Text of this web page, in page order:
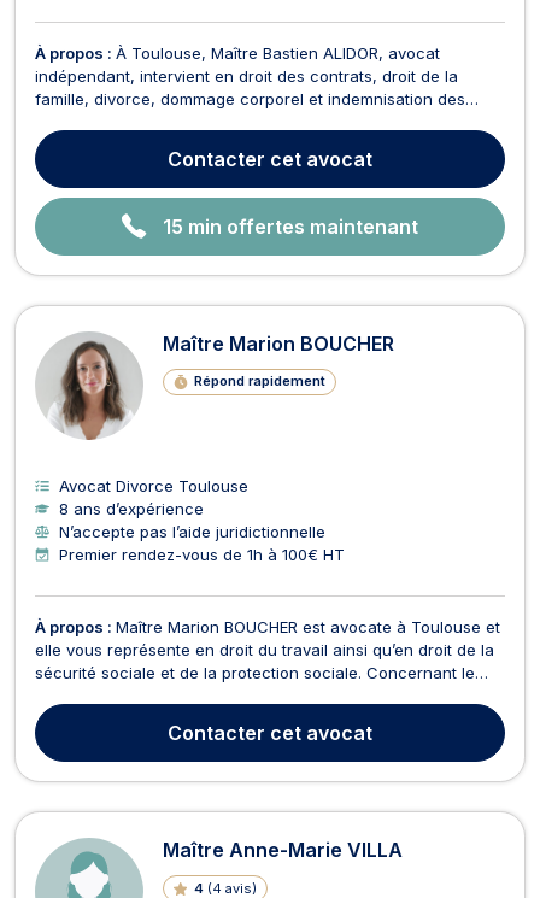
À propos : À Toulouse, Maître Bastien ALIDOR, avocat
indépendant, intervient en droit des contrats, droit de la
famille, divorce, dommage corporel et indemnisation des
boursier et droit civil. Il est docteur en droit privé et sciences
criminelles, titulaire d'un master 2 en d...
Contacter cet avocat
15 min offertes maintenant
Maître Marion BOUCHER
Répond rapidement
Avocat Divorce Toulouse
8 ans d’expérience
N’accepte pas l’aide juridictionnelle
Premier rendez-vous de 1h à 100€ HT
À propos : Maître Marion BOUCHER est avocate à Toulouse et
elle vous représente en droit du travail ainsi qu’en droit de la
sécurité sociale et de la protection sociale. Concernant le
qu’ils soient salariés ou employeurs, dans la résolution des
problématiques liées aux relat...
Contacter cet avocat
Maître Anne-Marie VILLA
4 (4 avis)